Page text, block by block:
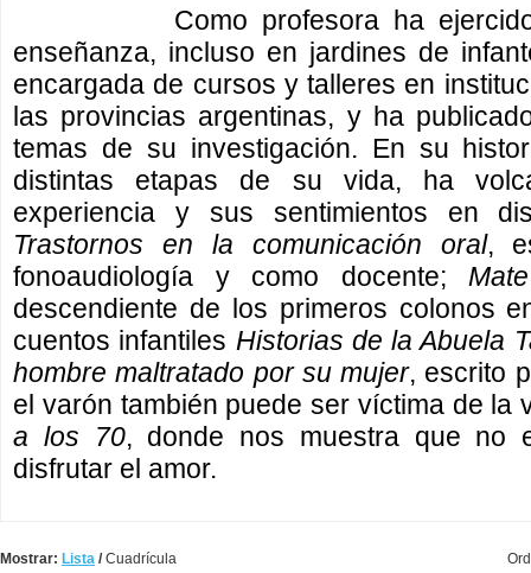
Como profesora ha
enseñanza, incluso en jardines de
encargada de cursos y talleres en
las provincias argentinas, y ha
temas de su investigación. En su
distintas etapas de su vida, ha
experiencia y sus sentimientos en
Trastornos en la comunicación oral,
fonoaudiología y como docente;
descendiente de los primeros colonos
cuentos infantiles Historias de la Abuela
hombre maltratado por su mujer, escrito
el varón también puede ser víctima de la
a los 70, donde nos muestra que no
disfrutar el amor.
Mostrar: Lista /Cuadrícula